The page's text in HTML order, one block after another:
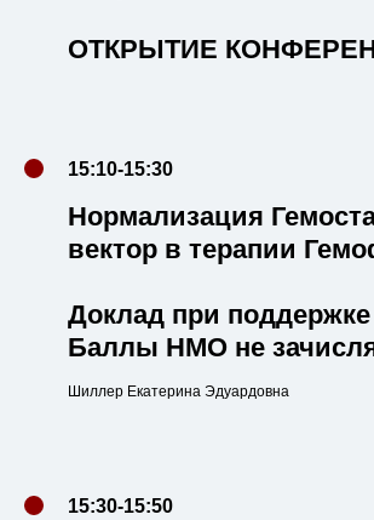
ОТКРЫТИЕ
15:10-15:30
Нормализация
вектор в терапии
Доклад при
Баллы НМО не
Шиллер Екатерина Эдуардовна
15:30-15:50